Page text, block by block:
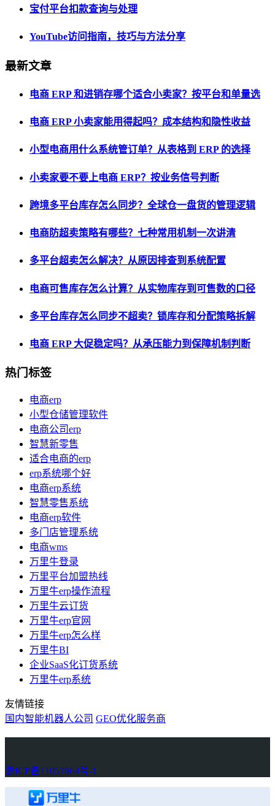
宝付平台扣款查询与处理
YouTube访问指南，技巧与方法分享
最新文章
电商 ERP 和进销存哪个适合小卖家？按平台和单量选
电商 ERP 小卖家能用得起吗？成本结构和隐性收益
小型电商用什么系统管订单？从表格到 ERP 的选择
小卖家要不要上电商 ERP？按业务信号判断
跨境多平台库存怎么同步？全球仓一盘货的管理逻辑
电商防超卖策略有哪些？七种常用机制一次讲清
多平台超卖怎么解决？从原因排查到系统配置
电商可售库存怎么计算？从实物库存到可售数的口径
多平台库存怎么同步不超卖？锁库存和分配策略拆解
电商 ERP 大促稳定吗？从承压能力到保障机制判断
热门标签
电商erp
小型仓储管理软件
电商公司erp
智慧新零售
适合电商的erp
erp系统哪个好
电商erp系统
智慧零售系统
电商erp软件
多门店管理系统
电商wms
万里牛登录
万里平台加盟热线
万里牛erp操作流程
万里牛云订货
万里牛erp官网
万里牛erp怎么样
万里牛BI
企业SaaS化订货系统
万里牛erp系统
友情链接
国内智能机器人公司 GEO优化服务商
浙ICP备11057864号-1